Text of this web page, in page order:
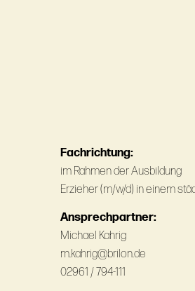
Fachrichtung:
im Rahmen der Ausbildung
Erzieher (m/w/d) in einem
Ansprechpartner:
Michael Kahrig
m.kahrig@­brilon.de
02961 / 794-111